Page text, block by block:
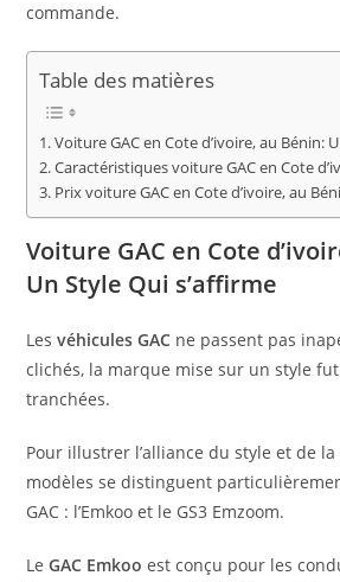
commande.
Table des matières
Voiture GAC en Cote d’ivoire, au Bénin:
Caractéristiques voiture GAC en Cote
Prix voiture GAC en Cote d’ivoire, au
Voiture GAC en Cote
Un Style Qui s’affirme
Lesvéhicules GAC ne passent pas
clichés, la marque mise sur un style
tranchées.
Pour illustrer l’alliance du style et de
modèles se distinguent
GAC : l’Emkoo et le GS3 Emzoom.
LeGAC Emkoo est conçu pour les